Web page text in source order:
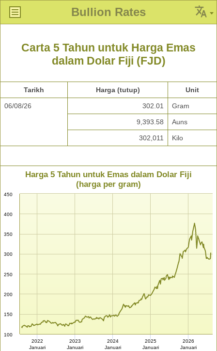
Bullion Rates
Carta 5 Tahun untuk Harga Emas
dalam Dolar Fiji (FJD)
Tarikh Harga (tutup) Unit
06/08/26 302.01 Gram
9,393.58 Auns
302,011 Kilo
Harga 5 Tahun untuk Emas dalam Dolar Fiji
(harga per gram)
100
150
200
250
300
350
400
450
2022
Januari
2023
Januari
2024
Januari
2025
Januari
2026
Januari